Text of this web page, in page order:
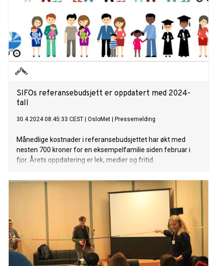
SIFOs referansebudsjett er oppdatert med 2024-
tall
30.4.2024 08:45:33 CEST OsloMet Pressemelding
Månedlige kostnader i referansebudsjettet har økt med
nesten 700 kroner for en eksempelfamilie siden februar i
fjor. Årets oppdatering er lek, medier og fritid.